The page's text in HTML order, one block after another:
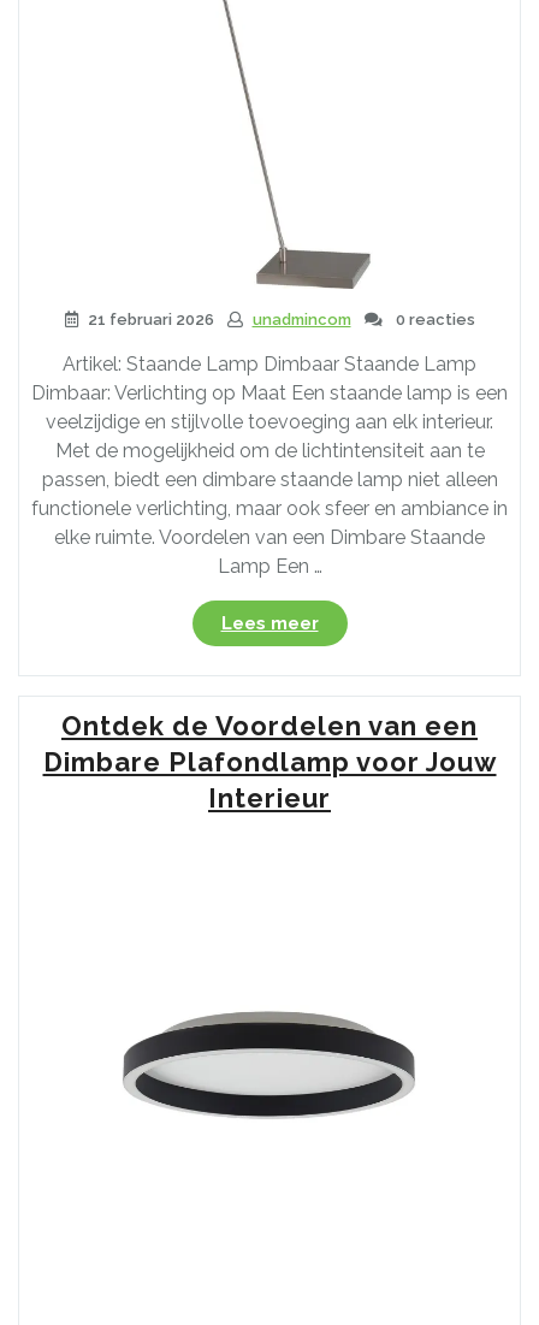
21 februari 2026 unadmincom 0 reacties
Artikel: Staande Lamp Dimbaar Staande Lamp
Dimbaar: Verlichting op Maat Een staande lamp is een
veelzijdige en stijlvolle toevoeging aan elk interieur.
Met de mogelijkheid om de lichtintensiteit aan te
passen, biedt een dimbare staande lamp niet alleen
functionele verlichting, maar ook sfeer en ambiance in
elke ruimte. Voordelen van een Dimbare Staande
Lamp Een …
Lees meer“Ontdek
de
Voordelen
van
een
Dimbare
Staande
Lamp
Ontdek de Voordelen van een
Dimbare Plafondlamp voor Jouw
Interieur